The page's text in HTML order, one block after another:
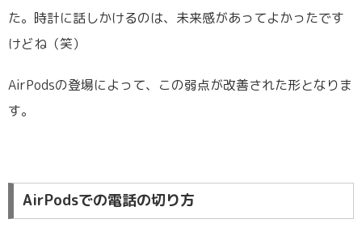
た。時計に話しかけるのは、未来感があってよかったです
けどね（笑）
AirPodsの登場によって、この弱点が改善された形となりま
す。
AirPodsでの電話の切り方